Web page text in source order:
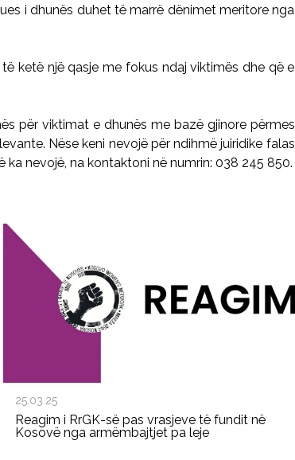
i dhunës duhet të marrë dënimet meritore nga
ketë një qasje me fokus ndaj viktimës dhe që e
për viktimat e dhunës me bazë gjinore përmes
Nëse keni nevojë për ndihmë juiridike falas
nevojë, na kontaktoni në numrin: 038 245 850.
25.03.25
Reagim i RrGK-së pas vrasjeve të fundit në
Kosovë nga armëmbajtjet pa leje